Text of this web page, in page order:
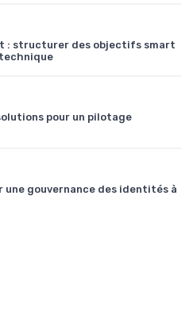
: structurer des objectifs smart
pour un pilotage
une gouvernance des identités à